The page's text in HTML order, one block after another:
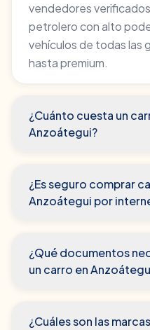
vendedores
petrolero con alto
vehículos de todas las
hasta premium.
¿Cuánto cuesta un
Anzoátegui?
¿Es seguro comprar
Anzoátegui por
¿Qué documentos
un carro en
¿Cuáles son las